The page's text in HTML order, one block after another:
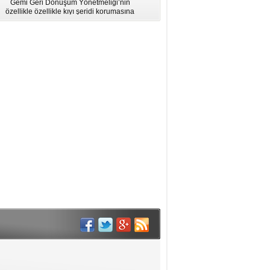
Gemi Geri Dönüşüm Yönetmeliği’nin
özellikle özellikle kıyı şeridi korumasına
ilişkin hükümlere uymadığı için AB